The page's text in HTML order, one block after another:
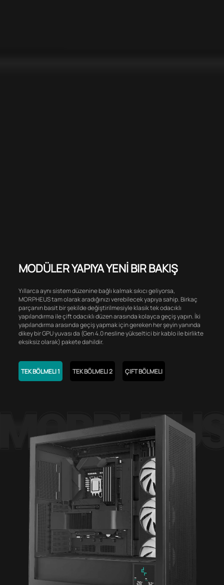
MODÜLER YAPIYA YENİ BIR BAKIŞ
Yıllarca aynı sistem düzenine bağlı kalmak sıkıcı geliyorsa,
MORPHEUS tam olarak aradığınızı verebilecek yapıya sahip. Birkaç
parçanın basit bir şekilde değiştirilmesiyle klasik tek odacıklı
yapılandırma ile çift odacıklı düzen arasında kolayca geçiş yapın. İki
yapılandırma arasında geçiş yapmak için gereken her şeyin yanında
dikey bir GPU yuvası da (Gen 4.0 nesline yükseltici bir kablo ile birlikte
eksiksiz olarak) pakete dahildir.
TEK BÖLMELI 1 TEK BÖLMELI 2 ÇIFT BÖLMELI